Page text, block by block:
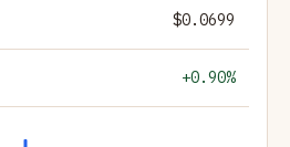
$0.0699
+0.90%